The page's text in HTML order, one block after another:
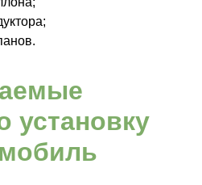
установку